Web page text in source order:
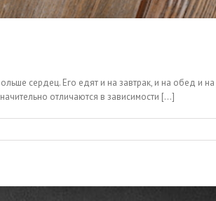
сердец. Его едят и на завтрак, и на обед и
отличаются в зависимости [...]